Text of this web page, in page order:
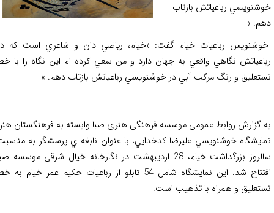
رباعياتش بازتاب
»
رباعيات خيام گفت: «خيام، رياضي دان و شاعري است كه در
نگاهي واقعي به جهان دارد و من سعي كرده ام اين نگاه را با خط
و رنگ مركب آبي در خوشنويسي رباعياتش بازتاب دهم. »
گزارش روابط عمومی موسسه فرهنگی هنری صبا وابسته به فرهنگستان هنر،
خوشنويسي عليرضا كدخدايي، با عنوان نابغه ي پرسشگر به مناسبت
سالروز بزرگداشت خيام، 28 ارديبهشت در نگارخانه خيال شرقی موسسه صبا
افتتاح شد. اين نمايشگاه شامل 54 تابلو از رباعيات حكيم عمر خيام به خط
و همراه با تذهيب است.